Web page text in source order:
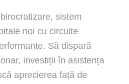
sistem
noi cu circuite
Să dispară
investiții în asistența
aprecierea față de